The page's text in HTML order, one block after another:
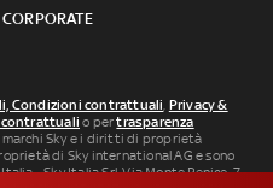
CORPORATE
Condizioni contrattuali, Privacy &
contrattuali o pertrasparenza
Sky e i diritti di proprietà
di Sky international AG e sono
- Sky Italia Srl Via Monte Penice, 7 -